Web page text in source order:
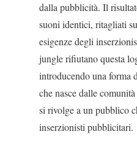
dalla pubblicità. Il
suoni identici, ritagliati
esigenze degli
jungle rifiutano questa
introducendo una forma
che nasce dalle
si rivolge a un pubblico
inserzionisti pubblicitari.